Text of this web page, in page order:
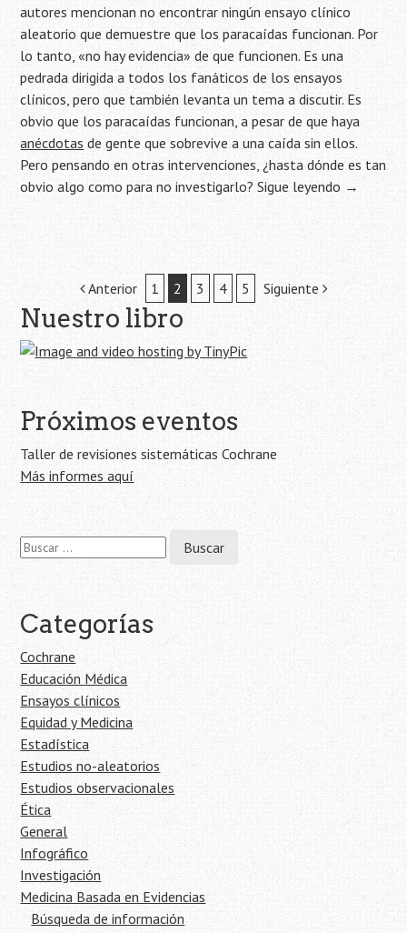
autores mencionan no encontrar ningún ensayo clínico
aleatorio que demuestre que los paracaídas funcionan. Por
lo tanto, «no hay evidencia» de que funcionen. Es una
pedrada dirigida a todos los fanáticos de los ensayos
clínicos, pero que también levanta un tema a discutir. Es
obvio que los paracaídas funcionan, a pesar de que haya
anécdotas de gente que sobrevive a una caída sin ellos.
Pero pensando en otras intervenciones, ¿hasta dónde es tan
obvio algo como para no investigarlo?Sigue leyendo →
Navegación
de
la
entrada
Anterior 1 2 3 4 5 Siguiente
Nuestro libro
Próximos eventos
Taller de revisiones sistemáticas Cochrane
Más informes aquí
Buscar:
Categorías
Cochrane
Educación Médica
Ensayos clínicos
Equidad y Medicina
Estadística
Estudios no-aleatorios
Estudios observacionales
Ética
General
Infográfico
Investigación
Medicina Basada en Evidencias
Búsqueda de información